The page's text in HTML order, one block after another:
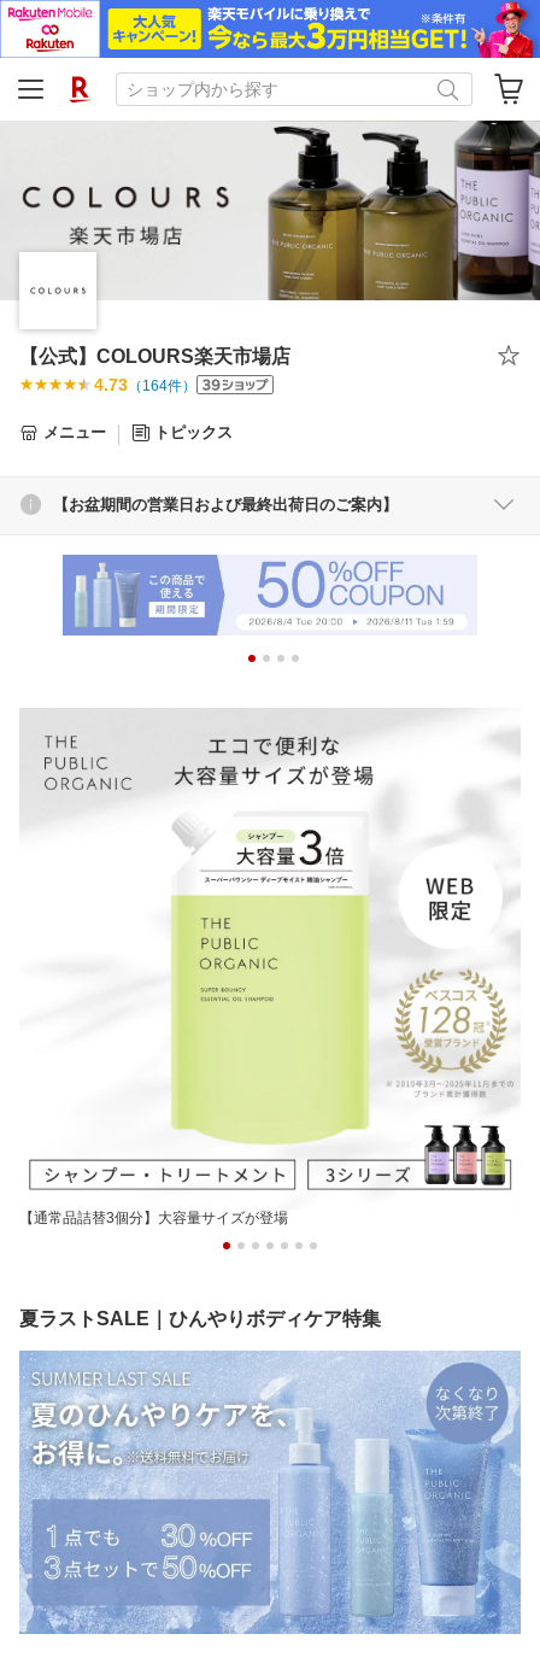
【公式】COLOURS楽天市場店
4.73 （ 164件）
メニュー トピックス
【お盆期間の営業日および最終出荷日のご案内】
【通常品詰替3個分】大容量サイズが登場
夏ラストSALE｜ひんやりボディケア特集